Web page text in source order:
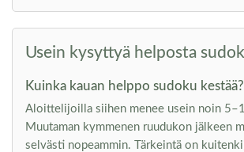
Usein kysyttyä helposta
Kuinka kauan helppo sudoku kestää?
Aloittelijoilla siihen menee usein noin
Muutaman kymmenen ruudukon jälkeen
selvästi nopeammin. Tärkeintä on